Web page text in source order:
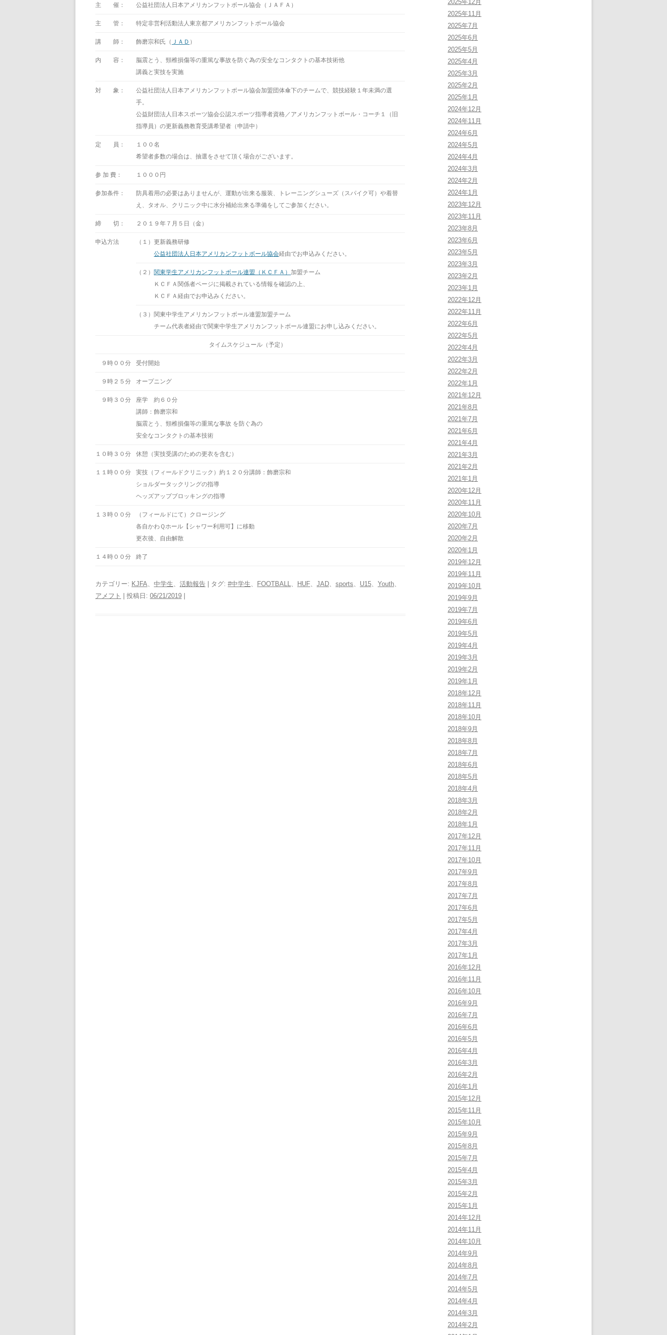
主 催： 公益社団法人日本アメリカンフットボール協会（ＪＡＦＡ）
主 管： 特定非営利活動法人東京都アメリカンフットボール協会
講 師： 飾磨宗和氏（ ＪＡＤ ）
内 容：
脳震とう、頸椎損傷等の重篤な事故を防ぐ為の安全なコンタクトの基本技術他
講義と実技を実施
対 象：
公益社団法人日本アメリカンフットボール協会加盟団体傘下のチームで、競技経験１年未満の選
手。
公益財団法人日本スポーツ協会公認スポーツ指導者資格／アメリカンフットボール・コーチ１（旧
指導員）の更新義務教育受講希望者（申請中）
定 員：
１００名
希望者多数の場合は、抽選をさせて頂く場合がございます。
参 加 費： １０００円
参加条件：
防具着用の必要はありませんが、運動が出来る服装、トレーニングシューズ（スパイク可）や着替
え、タオル、クリニック中に水分補給出来る準備をしてご参加ください。
締 切： ２０１９年７月５日（金）
申込方法
（１）更新義務研修
公益社団法人日本アメリカンフットボール協会経由でお申込みください。
（２） 関東学生アメリカンフットボール連盟（ＫＣＦＡ） 加盟チーム
ＫＣＦＡ関係者ページに掲載されている情報を確認の上、
ＫＣＦＡ経由でお申込みください。
（３）関東中学生アメリカンフットボール連盟加盟チーム
チーム代表者経由で関東中学生アメリカンフットボール連盟にお申し込みください。
タイムスケジュール（予定）
９時００分 受付開始
９時２５分 オープニング
９時３０分
座学 約６０分
講師：飾磨宗和
脳震とう、頸椎損傷等の重篤な事故 を防ぐ為の
安全なコンタクトの基本技術
１０時３０分 休憩（実技受講のための更衣を含む）
１１時００分
実技（フィールドクリニック）約１２０分講師：飾磨宗和
ショルダータックリングの指導
ヘッズアップブロッキングの指導
１３時００分
（フィールドにて）クロージング
各自かわＱホール【シャワー利用可】に移動
更衣後、自由解散
１４時００分 終了
カテゴリー: KJFA 中学生 活動報告 | タグ: #中学生 FOOTBALL HUF JAD sports U15 Youth
アメフト | 投稿日: 06/21/2019 |
2025年12月
2025年11月
2025年7月
2025年6月
2025年5月
2025年4月
2025年3月
2025年2月
2025年1月
2024年12月
2024年11月
2024年6月
2024年5月
2024年4月
2024年3月
2024年2月
2024年1月
2023年12月
2023年11月
2023年8月
2023年6月
2023年5月
2023年3月
2023年2月
2023年1月
2022年12月
2022年11月
2022年6月
2022年5月
2022年4月
2022年3月
2022年2月
2022年1月
2021年12月
2021年8月
2021年7月
2021年6月
2021年4月
2021年3月
2021年2月
2021年1月
2020年12月
2020年11月
2020年10月
2020年7月
2020年2月
2020年1月
2019年12月
2019年11月
2019年10月
2019年9月
2019年7月
2019年6月
2019年5月
2019年4月
2019年3月
2019年2月
2019年1月
2018年12月
2018年11月
2018年10月
2018年9月
2018年8月
2018年7月
2018年6月
2018年5月
2018年4月
2018年3月
2018年2月
2018年1月
2017年12月
2017年11月
2017年10月
2017年9月
2017年8月
2017年7月
2017年6月
2017年5月
2017年4月
2017年3月
2017年1月
2016年12月
2016年11月
2016年10月
2016年9月
2016年7月
2016年6月
2016年5月
2016年4月
2016年3月
2016年2月
2016年1月
2015年12月
2015年11月
2015年10月
2015年9月
2015年8月
2015年7月
2015年4月
2015年3月
2015年2月
2015年1月
2014年12月
2014年11月
2014年10月
2014年9月
2014年8月
2014年7月
2014年5月
2014年4月
2014年3月
2014年2月